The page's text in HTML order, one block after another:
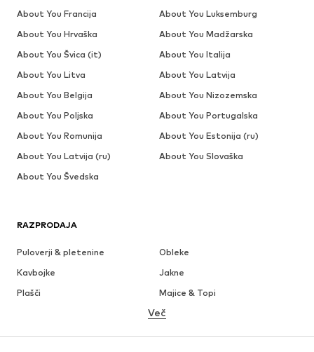
RAZPRODAJA
Puloverji & pletenine
Obleke
Kavbojke
Jakne
Plašči
Majice & Topi
Perilo
Krila
Bluze & Tunike
Več
About You Francija
About You Luksemburg
About You Hrvaška
About You Madžarska
About You Švica (it)
About You Italija
About You Litva
About You Latvija
About You Belgija
About You Nizozemska
About You Poljska
About You Portugalska
About You Romunija
About You Estonija (ru)
About You Latvija (ru)
About You Slovaška
About You Švedska